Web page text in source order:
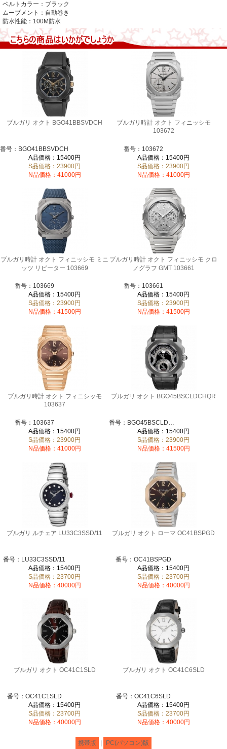
ベルトカラー：ブラック
ムーブメント：自動巻き
防水性能：100M防水
ブルガリ オクト BGO41BBSVDCH
番号：BGO41BBSVDCH
A品価格：15400円
S品価格：23900円
N品価格：41000円
ブルガリ時計 オクト フィニッシモ
103672
番号：103672
A品価格：15400円
S品価格：23900円
N品価格：41000円
ブルガリ時計 オクト フィニッシモ ミニ
ッツ リピーター 103669
番号：103669
A品価格：15400円
S品価格：23900円
N品価格：41500円
ブルガリ時計 オクト フィニッシモ クロ
ノグラフ GMT 103661
番号：103661
A品価格：15400円
S品価格：23900円
N品価格：41500円
ブルガリ時計 オクト フィニシッモ
103637
番号：103637
A品価格：15400円
S品価格：23900円
N品価格：41000円
ブルガリ オクト BGO45BSCLDCHQR
番号：BGO45BSCLDCHQR
A品価格：15400円
S品価格：23900円
N品価格：41500円
ブルガリ ルチェア LU33C3SSD/11
番号：LU33C3SSD/11
A品価格：15400円
S品価格：23700円
N品価格：40000円
ブルガリ オクト ローマ OC41BSPGD
番号：OC41BSPGD
A品価格：15400円
S品価格：23700円
N品価格：40000円
ブルガリ オクト OC41C1SLD
番号：OC41C1SLD
A品価格：15400円
S品価格：23700円
N品価格：40000円
ブルガリ オクト OC41C6SLD
番号：OC41C6SLD
A品価格：15400円
S品価格：23700円
N品価格：40000円
携帯版 PC(パソコン)版